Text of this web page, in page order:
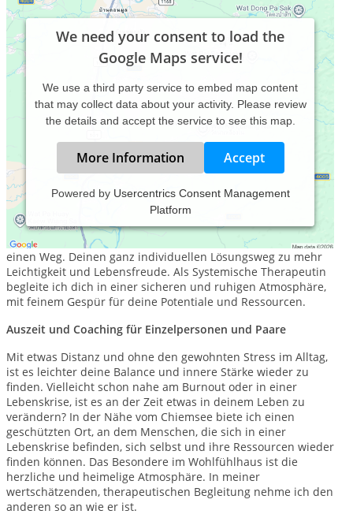
We need your consent to load the
Google Maps service!
We use a third party service to embed map content
that may collect data about your activity. Please review
the details and accept the service to see this map.
More Information Accept
Powered by Usercentrics Consent Management
Platform
Wo es ein Problem gibt, da gibt es auch eine Lösung.
Du findest die Lösung nicht dort wo das Problem ist. Es gibt
einen Weg. Deinen ganz individuellen Lösungsweg zu mehr
Leichtigkeit und Lebensfreude. Als Systemische Therapeutin
begleite ich dich in einer sicheren und ruhigen Atmosphäre,
mit feinem Gespür für deine Potentiale und Ressourcen.
Auszeit und Coaching für Einzelpersonen und Paare
Mit etwas Distanz und ohne den gewohnten Stress im Alltag,
ist es leichter deine Balance und innere Stärke wieder zu
finden. Vielleicht schon nahe am Burnout oder in einer
Lebenskrise, ist es an der Zeit etwas in deinem Leben zu
verändern? In der Nähe vom Chiemsee biete ich einen
geschützten Ort, an dem Menschen, die sich in einer
Lebenskrise befinden, sich selbst und ihre Ressourcen wieder
finden können. Das Besondere im Wohlfühlhaus ist die
herzliche und heimelige Atmosphäre. In meiner
wertschätzenden, therapeutischen Begleitung nehme ich den
anderen so an wie er ist.